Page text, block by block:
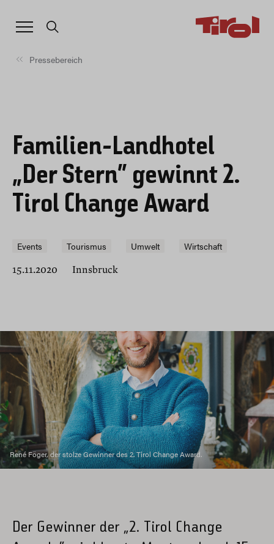
Pressebereich
Familien-Landhotel
„Der Stern“ gewinnt 2.
Tirol Change Award
Events Tourismus Umwelt
Wirtschaft
15.11.2020
Innsbruck
René Föger, der stolze Gewinner des 2. Tirol Change Award.
Der Gewinner der „2. Tirol Change